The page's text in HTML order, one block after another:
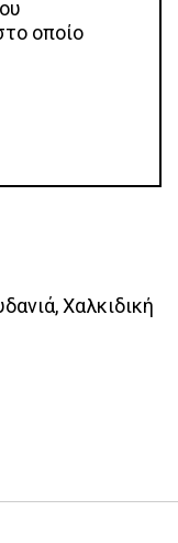
οποίο
Χαλκιδική